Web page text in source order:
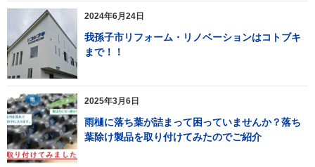
2024年6月24日
我孫子市リフォーム・リノベーションはコトブキ
まで！！
2025年3月6日
雨樋に落ち葉が詰まって困っていませんか？落ち
葉除け製品を取り付けてみたのでご紹介